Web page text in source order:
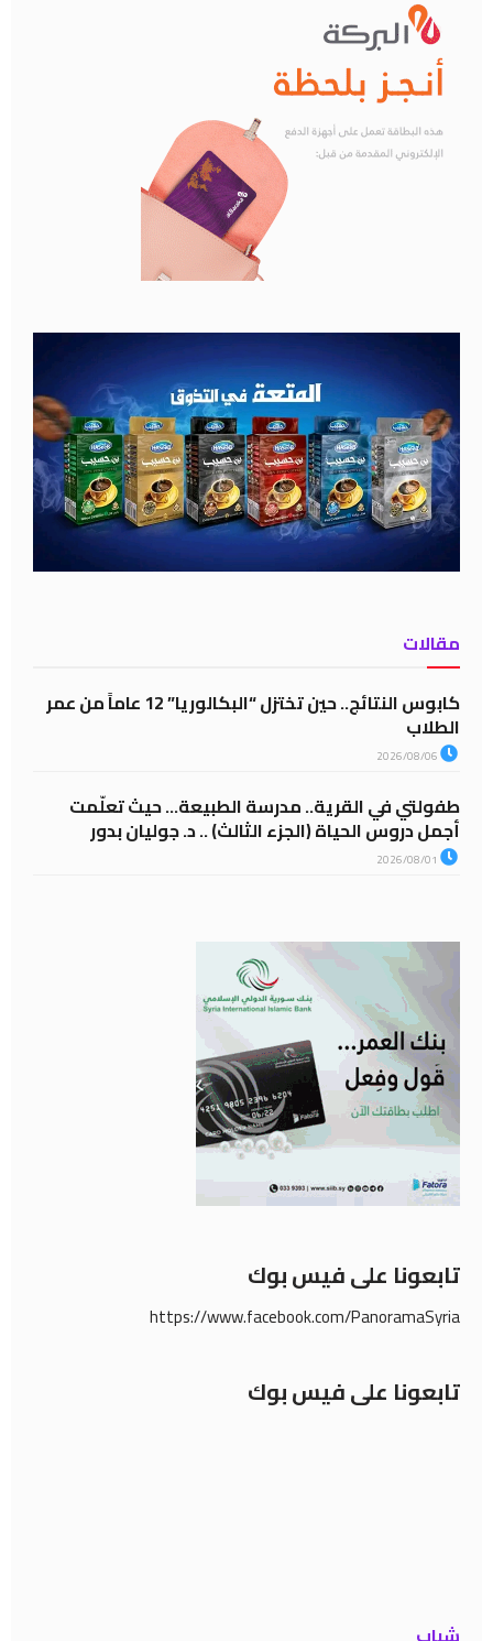
مقالات
كابوس النتائج.. حين تختزل “البكالوريا” 12 عاماً من عمر
الطلاب
طفولتي في القرية.. مدرسة الطبيعة… حيث تعلّمت
أجمل دروس الحياة (الجزء الثالث) .. د. جوليان بدور
تابعونا على فيس بوك
https://www.facebook.com/PanoramaSyria
تابعونا على فيس بوك